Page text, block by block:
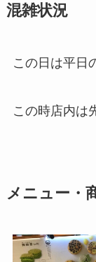
混雑状況
この日は平日
この時店内は
メニュー・